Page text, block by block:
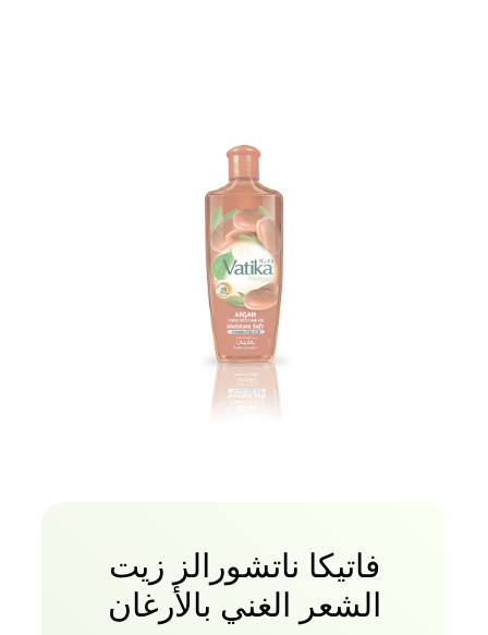
فاتيكا ناتشورالز زيت
الشعر الغني بالأرغان